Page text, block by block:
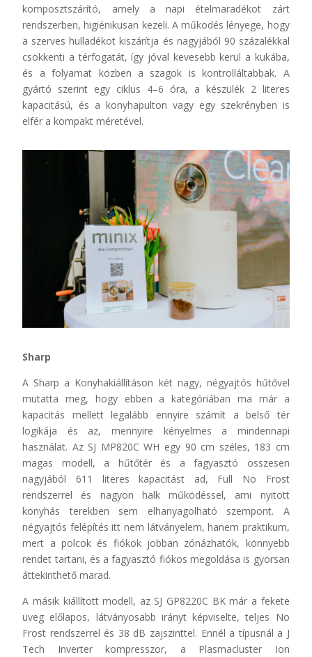
komposztszárító, amely a napi ételmaradékot zárt
rendszerben, higiénikusan kezeli. A működés lényege, hogy
a szerves hulladékot kiszárítja és nagyjából 90 százalékkal
csökkenti a térfogatát, így jóval kevesebb kerül a kukába,
és a folyamat közben a szagok is kontrolláltabbak. A
gyártó szerint egy ciklus 4–6 óra, a készülék 2 literes
kapacitású, és a konyhapulton vagy egy szekrényben is
elfér a kompakt méretével.
Sharp
A Sharp a Konyhakiállításon két nagy, négyajtós hűtővel
mutatta meg, hogy ebben a kategóriában ma már a
kapacitás mellett legalább ennyire számít a belső tér
logikája és az, mennyire kényelmes a mindennapi
használat. Az SJ MP820C WH egy 90 cm széles, 183 cm
magas modell, a hűtőtér és a fagyasztó összesen
nagyjából 611 literes kapacitást ad, Full No Frost
rendszerrel és nagyon halk működéssel, ami nyitott
konyhás terekben sem elhanyagolható szempont. A
négyajtós felépítés itt nem látványelem, hanem praktikum,
mert a polcok és fiókok jobban zónázhatók, könnyebb
rendet tartani, és a fagyasztó fiókos megoldása is gyorsan
áttekinthető marad.
A másik kiállított modell, az SJ GP8220C BK már a fekete
üveg előlapos, látványosabb irányt képviselte, teljes No
Frost rendszerrel és 38 dB zajszinttel. Ennél a típusnál a J
Tech Inverter kompresszor, a Plasmacluster Ion